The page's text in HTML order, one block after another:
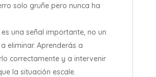
solo gruñe pero nunca ha
una señal importante, no un
eliminar. Aprenderás a
correctamente y a intervenir
la situación escale.